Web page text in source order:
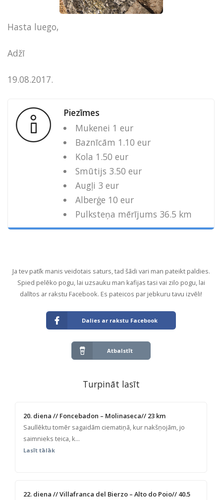
Hasta luego,
Adžī
19.08.2017.
Piezīmes
Mukenei 1 eur
Baznīcām 1.10 eur
Kola 1.50 eur
Smūtijs 3.50 eur
Augļi 3 eur
Alberģe 10 eur
Pulksteņa mērījums 36.5 km
Ja tev patīk manis veidotais saturs, tad šādi vari man pateikt paldies.
Spied pelēko pogu, lai uzsauku man kafijas tasi vai zilo pogu, lai
dalītos ar rakstu Facebook. Es pateicos par jebkuru tavu izvēli!
Dalies ar rakstu Facebook
Atbalstīt
Turpināt lasīt
20. diena // Foncebadon – Molinaseca// 23 km
Saullēktu tomēr sagaidām ciematiņā, kur nakšņojām, jo
saimnieks teica, k...
Lasīt tālāk
22. diena // Villafranca del Bierzo – Alto do Poio// 40.5